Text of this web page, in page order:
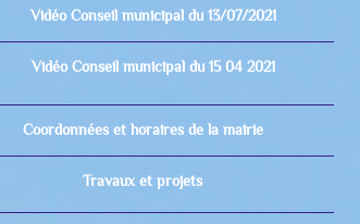
Vidéo Conseil municipal du 13/07/2021
Vidéo Conseil municipal du 15 04 2021
Coordonnées et horaires de la mairie
Travaux et projets